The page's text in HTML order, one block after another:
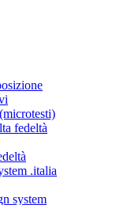
fedeltà
.italia
system